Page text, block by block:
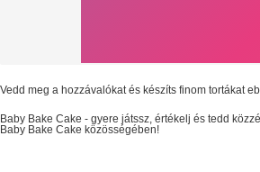
Vedd meg a hozzávalókat és készíts finom tortákat
Baby Bake Cake - gyere játssz, értékelj és tedd
Baby Bake Cake közösségében!